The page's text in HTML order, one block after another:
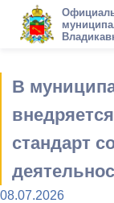
В
стандарт
08.07.2026